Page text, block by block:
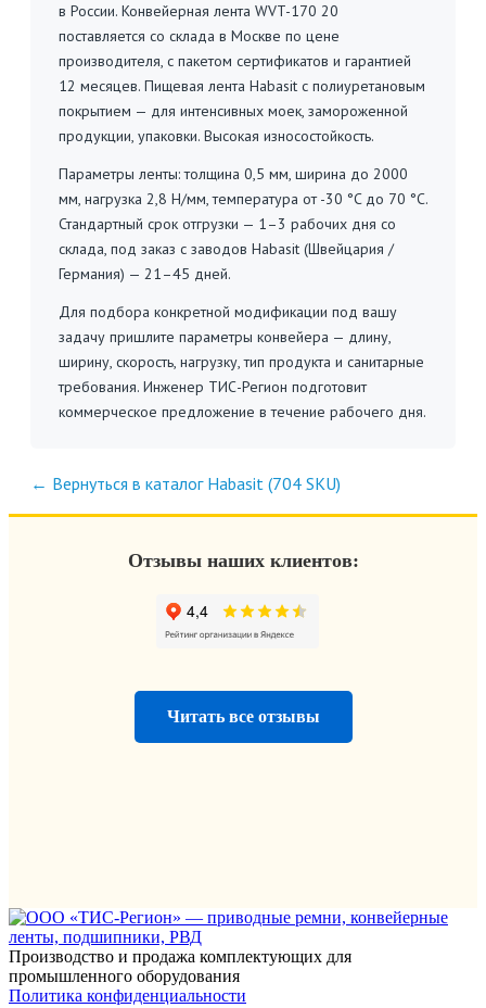
в России. Конвейерная лента WVT-170 20
поставляется со склада в Москве по цене
производителя, с пакетом сертификатов и гарантией
12 месяцев. Пищевая лента Habasit с полиуретановым
покрытием — для интенсивных моек, замороженной
продукции, упаковки. Высокая износостойкость.
Параметры ленты: толщина 0,5 мм, ширина до 2000
мм, нагрузка 2,8 Н/мм, температура от -30 °C до 70 °C.
Стандартный срок отгрузки — 1–3 рабочих дня со
склада, под заказ с заводов Habasit (Швейцария /
Германия) — 21–45 дней.
Для подбора конкретной модификации под вашу
задачу пришлите параметры конвейера — длину,
ширину, скорость, нагрузку, тип продукта и санитарные
требования. Инженер ТИС-Регион подготовит
коммерческое предложение в течение рабочего дня.
← Вернуться в каталог Habasit (704 SKU)
Отзывы наших клиентов:
Читать все отзывы
Производство и продажа комплектующих для
промышленного оборудования
Политика конфиденциальности